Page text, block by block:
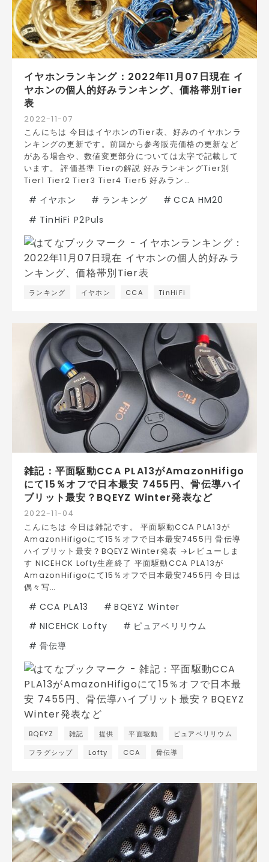
2022-11-07
イヤホンランキング：2022年11月07日現在 イ
ヤホンの個人的好みランキング、価格帯別Tier
表
ランキング イヤホン CCA TinHiFi
こんにちは 今日はイヤホンのTier表、好みのイヤホンラ
ンキングの更新です。前回から参考販売価格の更新など
がある場合や、数値変更部分については太字で記載して
います。 評価基準 Tierの解説 好みランキングTier別
Tier1 Tier2 Tier3 Tier4 Tier5 好みラン…
# イヤホン # ランキング # CCA HM20
# TinHiFi P2Puls
2022-11-04
雑記：平面駆動CCA PLA13がAmazonHifigo
にて15％オフで日本最安 7455円、骨伝導ハイ
ブリット最安？BQEYZ Winter発表など
BQEYZ 雑記 提供 平面駆動
ピュアベリリウム
フラグシップ
Lofty CCA 骨伝導
こんにちは 今日は雑記です。 平面駆動CCA PLA13が
AmazonHifigoにて15％オフで日本最安7455円 骨伝導
ハイブリット最安？BQEYZ Winter発表 →レビューしま
す NICEHCK Lofty生産終了 平面駆動CCA PLA13が
AmazonHifigoにて15％オフで日本最安7455円 今日は
偶々写…
# CCA PLA13 # BQEYZ Winter
# NICEHCK Lofty # ピュアベリリウム
# 骨伝導